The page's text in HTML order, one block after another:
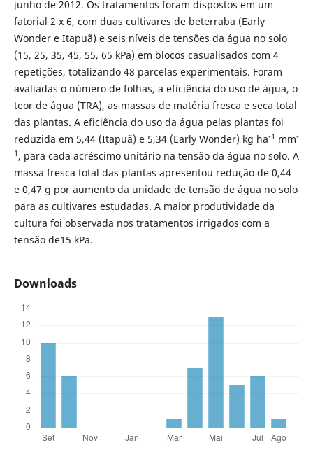
junho de 2012. Os tratamentos foram dispostos em um
fatorial 2 x 6, com duas cultivares de beterraba (Early
Wonder e Itapuã) e seis níveis de tensões da água no solo
(15, 25, 35, 45, 55, 65 kPa) em blocos casualisados com 4
repetições, totalizando 48 parcelas experimentais. Foram
avaliadas o número de folhas, a eficiência do uso de água, o
teor de água (TRA), as massas de matéria fresca e seca total
das plantas. A eficiência do uso da água pelas plantas foi
reduzida em 5,44 (Itapuã) e 5,34 (Early Wonder) kg ha-1 mm-
1 , para cada acréscimo unitário na tensão da água no solo. A
massa fresca total das plantas apresentou redução de 0,44
e 0,47 g por aumento da unidade de tensão de água no solo
para as cultivares estudadas. A maior produtividade da
cultura foi observada nos tratamentos irrigados com a
tensão de15 kPa.
Downloads